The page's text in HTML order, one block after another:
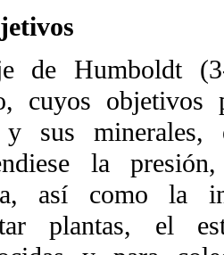
de Humboldt
cuyos
y sus
la
así como la
plantas, el